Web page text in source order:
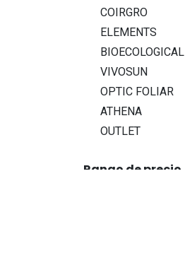
COIRGRO
ELEMENTS
BIOECOLOGICAL
VIVOSUN
OPTIC FOLIAR
ATHENA
OUTLET
Rango de precio